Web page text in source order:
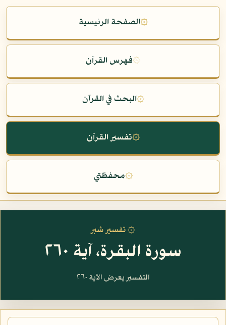
۞الصفحة الرئيسية
۞فهرس القرآن
۞البحث في القرآن
۞تفسير القرآن
۞محفظتي
۞ تفسير شبر
سورة البقرة، آية ٢٦٠
التفسير يعرض الآية ٢٦٠